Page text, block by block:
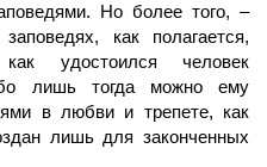
Но более того, –
как полагается,
удостоился человек
лишь тогда можно ему
в любви и трепете, как
лишь для законченных